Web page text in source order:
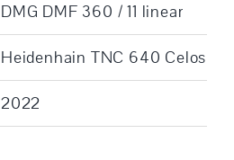
DMG DMF 360 / 11 linear
Heidenhain TNC 640 Celos
2022